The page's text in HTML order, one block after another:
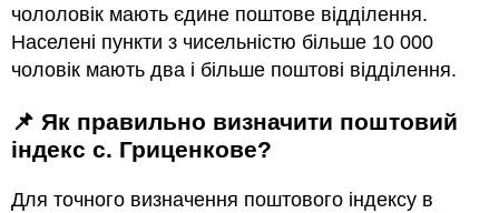
чололовік мають єдине поштове відділення.
Населені пункти з чисельністю більше 10 000
чоловік мають два і більше поштові відділення.
📌 Як правильно визначити поштовий
індекс с. Гриценкове?
Для точного визначення поштового індексу в